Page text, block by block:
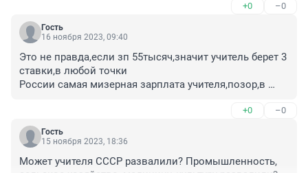
власти,наплевала на медиков,а итог, эпидемия
коронки,а лечить некому,вернее штат
заполнен,только настоящих врачей нет,а с
образовании та же картина,и неудивительно,как же
иначе может быть,если сам Медведев сказал,школа
это не место для зарабатывания денег,не нравится
учителей катастрофически нехватает,а как итог
ученики вообще не знают историю,да и остальные
предметы поверхностно. А дальше ещё хуже,нет
специалистов,инженеров,учёных,грамотных
+0 –0
Гость
16 ноября 2023, 09:40
Это не правда,если зп 55тысяч,значит учитель берет 3
ставки,в любой точки
России самая мизерная зарплата учителя,позор,в
+0 –0
Гость
15 ноября 2023, 18:36
Может учителя СССР развалили? Промышленность,